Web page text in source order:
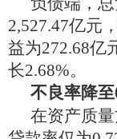
2,527.47亿元
益为272.68亿
长2.68%。
不良率降
在资产质